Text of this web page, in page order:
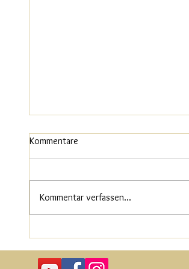
Kommentare
Kommentar verfassen...